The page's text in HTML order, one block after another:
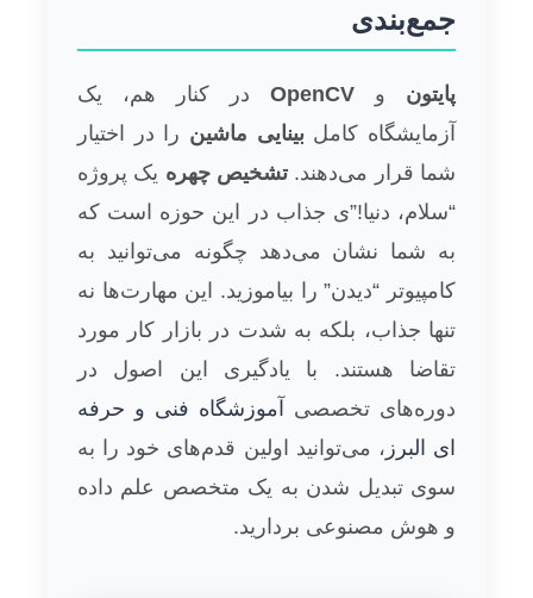
جمع‌بندی
پایتون و OpenCV در کنار هم، یک
آزمایشگاه کاملبینایی ماشین را در اختیار
شما قرار می‌دهند. تشخیص چهره یک پروژه
“سلام، دنیا!”ی جذاب در این حوزه است که
به شما نشان می‌دهد چگونه می‌توانید به
کامپیوتر “دیدن” را بیاموزید. این مهارت‌ها نه
تنها جذاب، بلکه به شدت در بازار کار مورد
تقاضا هستند. با یادگیری این اصول در
دوره‌های تخصصی آموزشگاه فنی و حرفه
ای البرز ، می‌توانید اولین قدم‌های خود را به
سوی تبدیل شدن به یک متخصص علم داده
و هوش مصنوعی بردارید.